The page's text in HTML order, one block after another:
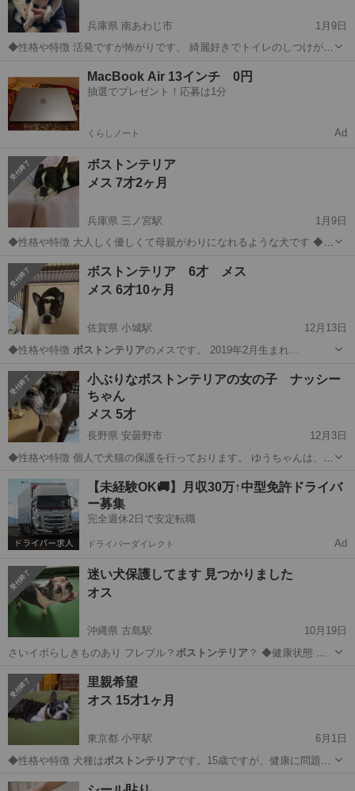
兵庫県 南あわじ市
1月9日
◆性格や特徴 活発ですが怖がりです、 綺麗好きでトイレのしつけが出
き
南あわじ市 その他 ボストンテリア
MacBook Air 13インチ 0円
抽選でプレゼント！応募は1分
くらしノート Ad
ボストンテリア
メス 7才2ヶ月
兵庫県 三ノ宮駅
1月9日
◆性格や特徴 大人しく優しくて母親がわりになれるような犬です ◆健
兵庫 南あわじ市 三ノ宮駅 その他
ボストンテリア 6才 メス
メス 6才10ヶ月
佐賀県 小城駅
12月13日
◆性格や特徴 ボストンテリアのメスです。 2019年2月生まれ…
佐賀 小城市 小城駅 ボストンテリア
小ぶりなボストンテリアの女の子 ナッシー
ちゃん
メス 5才
長野県 安曇野市
12月3日
◆性格や特徴 個人で犬猫の保護を行っております。 ゆうちゃんは、尻
い子で先住犬猫ちゃんがいても問題なし。 ◆健康状態 少し痩せてます
が、食欲旺盛です。 右目が...
長野 安曇野市 犬 ボストンテリア
【未経験OK🚚】月収30万↑中型免許ドライバ
ー募集
完全週休2日で安定転職
ドライバーダイレクト Ad
迷い犬保護してます 見つかりました
オス
沖縄県 古島駅
10月19日
さいイボらしきものあり フレブル？ ボストンテリア？ ◆健康状態 健
沖縄 浦添市 古島駅
里親希望
オス 15才1ヶ月
東京都 小平駅
6月1日
◆性格や特徴 犬種はボストンテリアです。15歳ですが、健康に問題は
東京 東久留米市 小平駅